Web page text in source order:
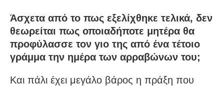
Άσχετα από το πως εξελίχθηκε τελικά, δεν
θεωρείται πως οποιαδήποτε μητέρα θα
προφύλασσε τον γιο της από ένα τέτοιο
γράμμα την ημέρα των αρραβώνων του;
Και πάλι έχει μεγάλο βάρος η πράξη που